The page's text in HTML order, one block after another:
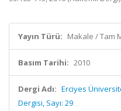
Yayın Türü: Makale / Tam
Basım Tarihi: 2010
Dergi Adı: Erciyes
Dergisi, Sayı: 29